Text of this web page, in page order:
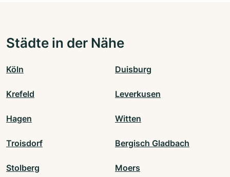
Städte in der Nähe
Köln Duisburg
Krefeld Leverkusen
Hagen Witten
Troisdorf Bergisch Gladbach
Stolberg Moers